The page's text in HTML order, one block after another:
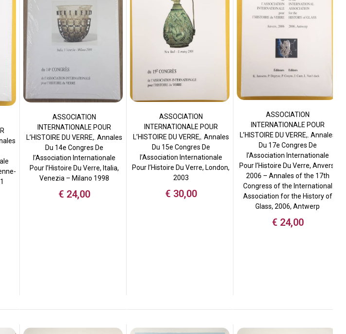
ASSOCIATION
INTERNATIONALE POUR
L’HISTOIRE DU VERRE,. Annales
Du 14e Congres De
l’Association Internationale
Pour l’Histoire Du Verre, Italia,
Venezia – Milano 1998
€ 24,00
ASSOCIATION
INTERNATIONALE POUR
L’HISTOIRE DU VERRE,. Annales
Du 15e Congres De
l’Association Internationale
Pour l’Histoire Du Verre, London,
2003
€ 30,00
ASSOCIATION
INTERNATIONALE POUR
L’HISTOIRE DU VERRE,. Annales
Du 17e Congres De
l’Association Internationale
Pour l’Histoire Du Verre, Anvers,
2006 – Annales of the 17th
Congress of the International
Association for the History of
Glass, 2006, Antwerp
€ 24,00